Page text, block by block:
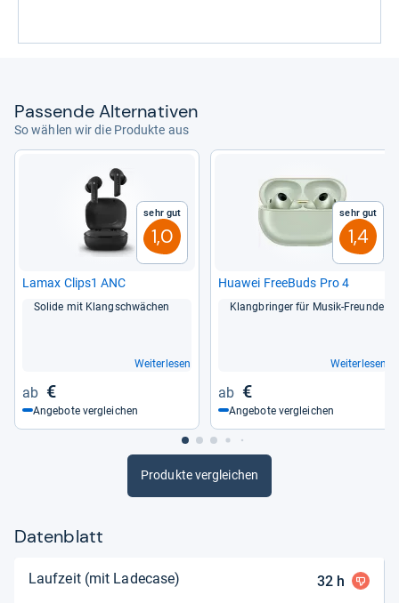
Pas­sende Alter­na­ti­ven
So wählen wir die Produkte aus
Sehr gut
1,0
Lamax Clips1 ANC
Solide mit Klang­schwä­chen
Weiterlesen
€
Angebote vergleichen
Sehr gut
1,4
Hua­wei Free­Buds Pro 4
Klang­brin­ger für Musik-​Freunde
Weiterlesen
€
Angebote vergleichen
Produkte vergleichen
Datenblatt
Laufzeit (mit Ladecase) 32h